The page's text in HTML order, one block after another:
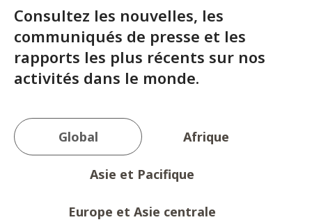
Consultez les nouvelles, les
communiqués de presse et les
rapports les plus récents sur nos
activités dans le monde.
Global Afrique
Asie et Pacifique
Europe et Asie centrale